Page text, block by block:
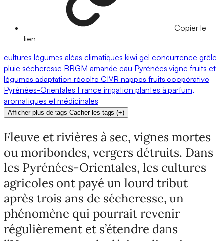
Copier le
lien
cultures légumes aléas climatiques kiwi gel concurrence grêle
pluie sécheresse BRGM amande eau Pyrénées vigne fruits et
légumes adaptation récolte CIVR nappes fruits coopérative
Pyrénées-Orientales France irrigation plantes à parfum,
aromatiques et médicinales
Afficher plus de tags Cacher les tags (+)
Fleuve et rivières à sec, vignes mortes
ou moribondes, vergers détruits. Dans
les Pyrénées-Orientales, les cultures
agricoles ont payé un lourd tribut
après trois ans de sécheresse, un
phénomène qui pourrait revenir
régulièrement et s’étendre dans